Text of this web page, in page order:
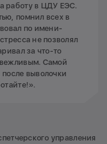
работу в ЦДУ ЕЭС.
помнил всех в
по имени-
не позволял
за что-то
вежливым. Самой
выволочки
управления